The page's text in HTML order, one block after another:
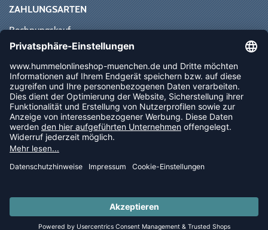
LAST PIECES: Bekleidung - Spare bis zu 65%
ZAHLUNGSARTEN
Rechnungskauf
Paypal
Vorkasse
Sofortüberweisung
NEWSLETTER